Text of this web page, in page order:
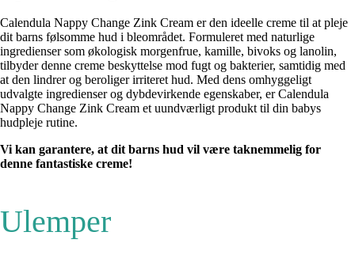
Calendula Nappy Change Zink Cream er den ideelle creme til at pleje
dit barns følsomme hud i bleområdet. Formuleret med naturlige
ingredienser som økologisk morgenfrue, kamille, bivoks og lanolin,
tilbyder denne creme beskyttelse mod fugt og bakterier, samtidig med
at den lindrer og beroliger irriteret hud. Med dens omhyggeligt
udvalgte ingredienser og dybdevirkende egenskaber, er Calendula
Nappy Change Zink Cream et uundværligt produkt til din babys
hudpleje rutine.
Vi kan garantere, at dit barns hud vil være taknemmelig for
denne fantastiske creme!
Ulemper